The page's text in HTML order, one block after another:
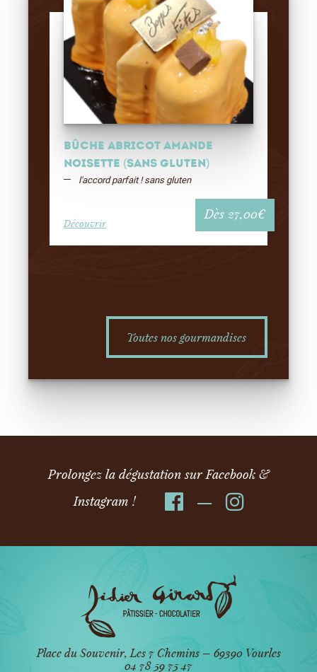
Bûche Abricot amande
noisette (sans gluten)
l'accord parfait ! sans gluten
Découvrir
Dès 27,00€
Toutes nos gourmandises
Prolongez la dégustation sur Facebook &
Instagram !
Place du Souvenir, Les 7 Chemins – 69390 Vourles
04 78 59 75 47